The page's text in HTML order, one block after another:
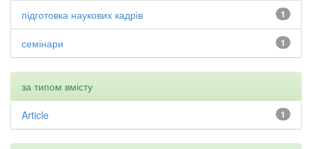
1
підготовка наукових кадрів
1
семінари
за типом вмісту
1
Article